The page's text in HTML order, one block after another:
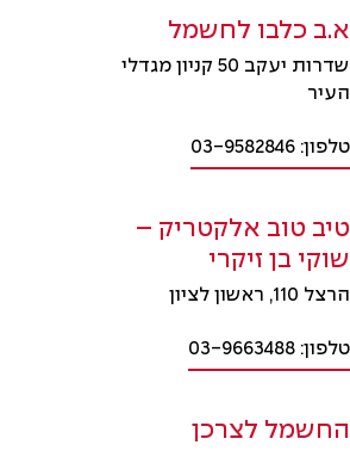
א.ב כלבו לחשמל
שדרות יעקב 50 קניון מגדלי
העיר
טלפון: 03-9582846
טיב טוב אלקטריק –
שוקי בן זיקרי
הרצל 110, ראשון לציון
טלפון: 03-9663488
החשמל לצרכן